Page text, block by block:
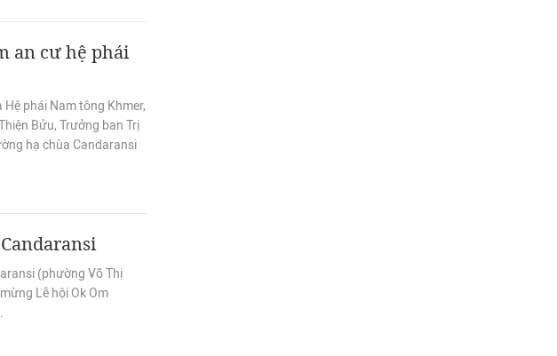
an cư hệ phái
phái Nam tông Khmer,
Bửu, Trưởng ban Trị
hạ chùa Candaransi
(phường Võ Thị
Lễ hội Ok Om